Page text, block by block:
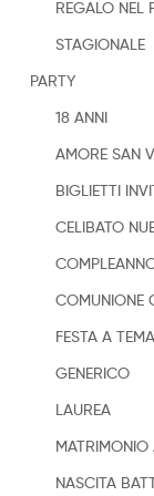
REGALO NEL
STAGIONALE
PARTY
18 ANNI
AMORE SAN
BIGLIETTI
CELIBATO
COMUNIONE
FESTA A TEMA
GENERICO
LAUREA
MATRIMONIO
NASCITA